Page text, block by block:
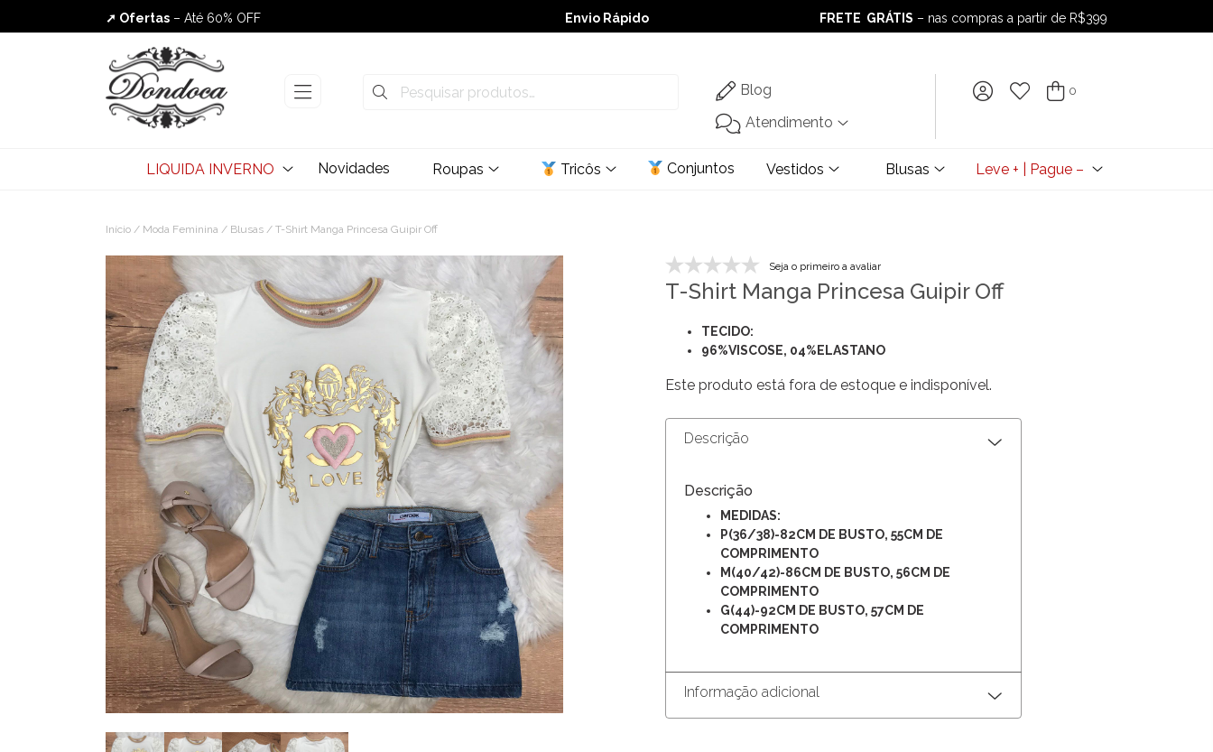
➚ Ofertas – Até 60% OFF
Envio Rápido
Envio Rápido
➚ Ofertas– Até 60% OFF
FRETE GRÁTIS – nas compras a partir de R$399
FRETE GRÁTIS– nas compras a partir de R$399
Blog
Atendimento
0
LIQUIDA INVERNO Novidades Roupas Tricôs Conjuntos Vestidos Blusas Leve + | Pague –
Início / Moda Feminina / Blusas / T-Shirt Manga Princesa Guipir Off
Seja o primeiro a avaliar
T-Shirt Manga Princesa Guipir Off
TECIDO:
96%VISCOSE, 04%ELASTANO
Este produto está fora de estoque e indisponível.
Descrição
Descrição
MEDIDAS:
P(36/38)-82CM DE BUSTO, 55CM DE
COMPRIMENTO
M(40/42)-86CM DE BUSTO, 56CM DE
COMPRIMENTO
G(44)-92CM DE BUSTO, 57CM DE
COMPRIMENTO
Informação adicional